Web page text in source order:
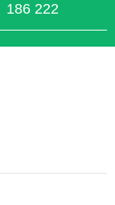
186 222